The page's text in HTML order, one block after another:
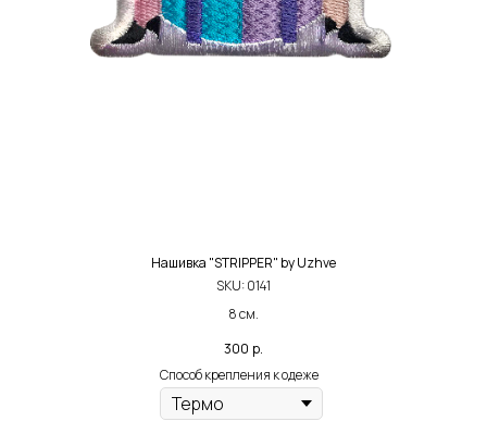
Нашивка "STRIPPER" by Uzhve
SKU:0141
8 см.
300 р.
Способ крепления к одеже